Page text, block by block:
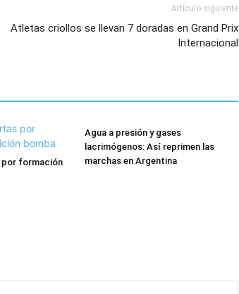
Artículo siguiente
Atletas criollos se llevan 7 doradas en Grand Prix
Internacional
por formación
Agua a presión y gases
lacrimógenos: Así reprimen las
marchas en Argentina